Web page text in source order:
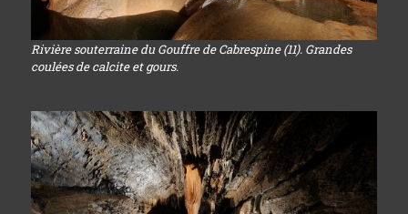
Rivière souterraine du Gouffre de Cabrespine (11). Grandes
coulées de calcite et gours.